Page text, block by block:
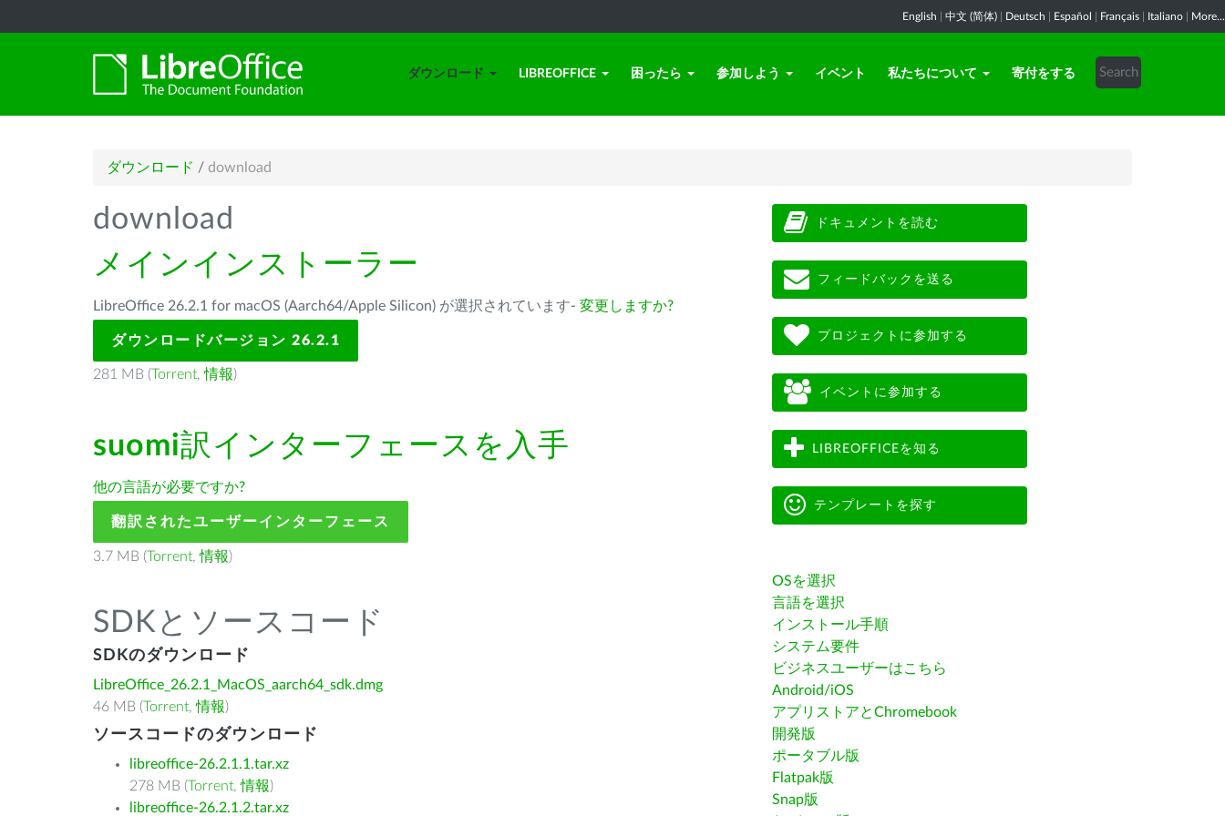
English 中文 (简体) Deutsch Español Français Italiano More...
ダウンロード LIBREOFFICE 困ったら 参加しよう イベント 私たちについて 寄付をする
ダウンロード / download
download
メインインストーラー
LibreOffice 26.2.1 for macOS (Aarch64/Apple Silicon) が選択されています- 変更しますか?
ダウンロードバージョン 26.2.1
281 MB (Torrent,情報)
suomi訳インターフェースを入手
他の言語が必要ですか?
翻訳されたユーザーインターフェース
3.7 MB (Torrent,情報)
SDKとソースコード
SDKのダウンロード
LibreOffice_26.2.1_MacOS_aarch64_sdk.dmg
46 MB (Torrent,情報)
ソースコードのダウンロード
libreoffice-26.2.1.1.tar.xz
278 MB (Torrent,情報)
libreoffice-26.2.1.2.tar.xz
ドキュメントを読む
フィードバックを送る
プロジェクトに参加する
イベントに参加する
LIBREOFFICEを知る
テンプレートを探す
OSを選択
言語を選択
インストール手順
システム要件
ビジネスユーザーはこちら
Android/iOS
アプリストアとChromebook
開発版
ポータブル版
Flatpak版
Snap版